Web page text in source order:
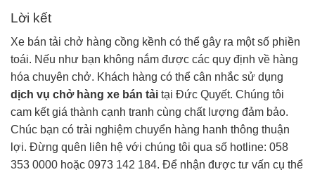
Lời kết
Xe bán tải chở hàng cồng kềnh có thể gây ra một số phiền
toái. Nếu như bạn không nắm được các quy định về hàng
hóa chuyên chở. Khách hàng có thể cân nhắc sử dụng
dịch vụ chở hàng xe bán tải tại Đức Quyết. Chúng tôi
cam kết giá thành cạnh tranh cùng chất lượng đảm bảo.
Chúc bạn có trải nghiệm chuyển hàng hanh thông thuận
lợi. Đừng quên liên hệ với chúng tôi qua số hotline: 058
353 0000 hoặc 0973 142 184. Để nhận được tư vấn cụ thể